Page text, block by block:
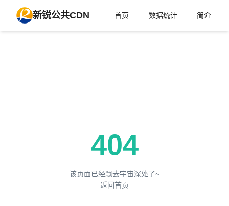
新锐公共CDN 首页 数据统计 简介
404
该页面已经飘去宇宙深处了~
返回首页